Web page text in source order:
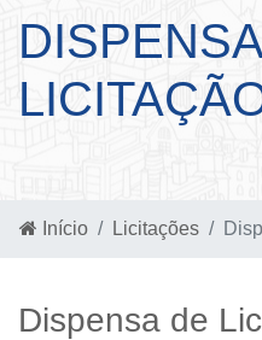
Início Licitações
Dispensa de